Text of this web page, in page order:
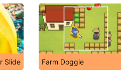
Slide Farm Doggie